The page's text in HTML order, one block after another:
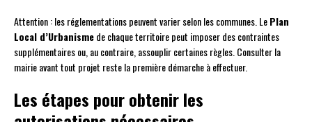
Attention : les réglementations peuvent varier selon les communes. LePlan
Local d’Urbanismede chaque territoire peut imposer des contraintes
supplémentaires ou, au contraire, assouplir certaines règles. Consulter la
mairie avant tout projet reste la première démarche à effectuer.
Les étapes pour obtenir les